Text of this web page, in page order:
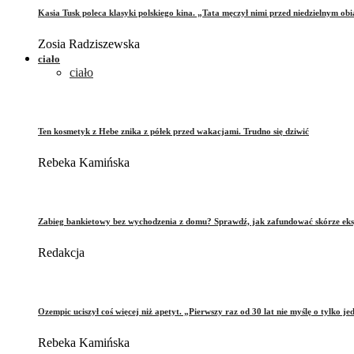
Kasia Tusk poleca klasyki polskiego kina. „Tata męczył nimi przed niedzielnym
Zosia Radziszewska
ciało
ciało
Ten kosmetyk z Hebe znika z półek przed wakacjami. Trudno się dziwić
Rebeka Kamińska
Zabieg bankietowy bez wychodzenia z domu? Sprawdź, jak zafundować skórze
Redakcja
Ozempic uciszył coś więcej niż apetyt. „Pierwszy raz od 30 lat nie myślę o tylko
Rebeka Kamińska